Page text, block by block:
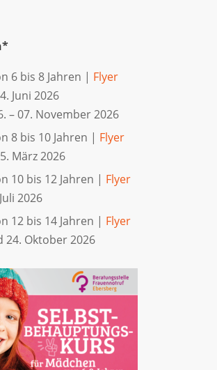
6 bis 8 Jahren | Flyer
Juni 2026
– 07. November 2026
8 bis 10 Jahren | Flyer
März 2026
10 bis 12 Jahren | Flyer
2026
12 bis 14 Jahren | Flyer
24. Oktober 2026